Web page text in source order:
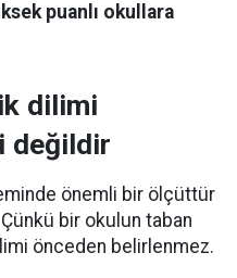
puanlı okullara
dilimi
değildir
önemli bir ölçüttür
bir okulun taban
önceden belirlenmez.